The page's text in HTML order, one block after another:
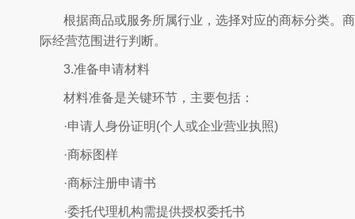
根据商品或服务所属行业，选择对应的商标分类。
际经营范围进行判断。
3.准备申请材料
材料准备是关键环节，主要包括：
·申请人身份证明(个人或企业营业执照)
·商标图样
·商标注册申请书
·委托代理机构需提供授权委托书